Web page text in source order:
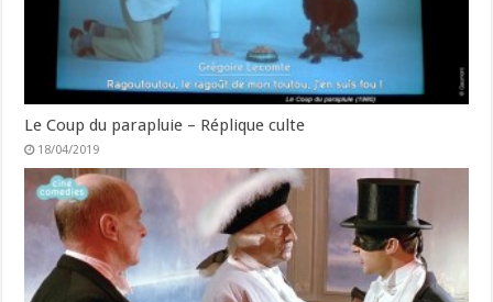
Le Coup du parapluie – Réplique culte
18/04/2019